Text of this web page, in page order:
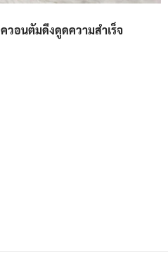
อนตัมดึงดูดความสำเร็จ